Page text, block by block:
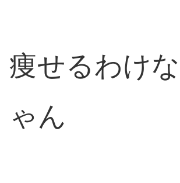
痩せるわけ
ゃん